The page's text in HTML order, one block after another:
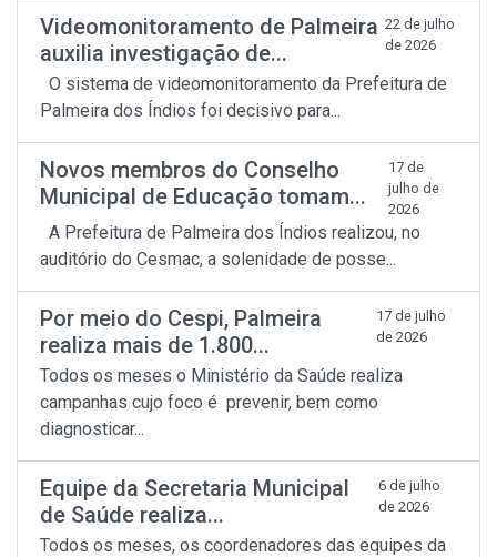
Videomonitoramento de Palmeira
auxilia investigação de...
22 de julho
de 2026
O sistema de videomonitoramento da Prefeitura de
Palmeira dos Índios foi decisivo para...
Novos membros do Conselho
Municipal de Educação tomam...
17 de
julho de
2026
A Prefeitura de Palmeira dos Índios realizou, no
auditório do Cesmac, a solenidade de posse...
Por meio do Cespi, Palmeira
realiza mais de 1.800...
17 de julho
de 2026
Todos os meses o Ministério da Saúde realiza
campanhas cujo foco é prevenir, bem como
diagnosticar...
Equipe da Secretaria Municipal
de Saúde realiza...
6 de julho
de 2026
Todos os meses, os coordenadores das equipes da